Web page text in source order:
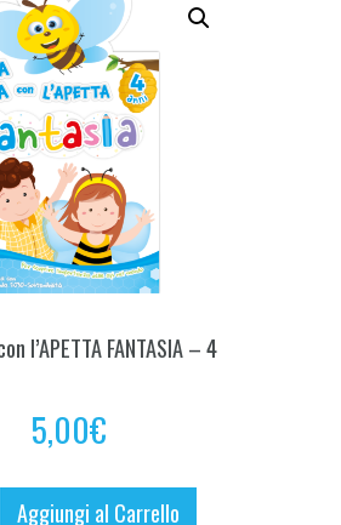
l’APETTA FANTASIA – 4
5,00€
Aggiungi al Carrello